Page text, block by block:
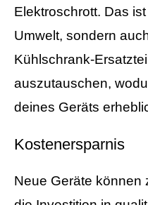
Elektroschrott. Das
Umwelt, sondern
Kühlschrank-
auszutauschen,
deines Geräts
Kostenersparnis
Neue Geräte können